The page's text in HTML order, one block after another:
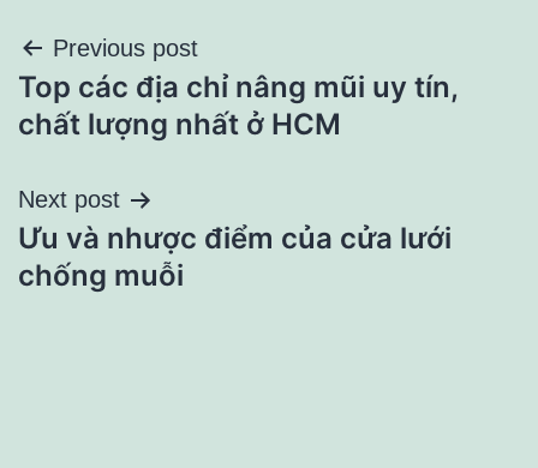
Điều
hướng
viết
Previous post
Top các địa chỉ nâng mũi uy tín,
chất lượng nhất ở HCM
Next post
Ưu và nhược điểm của cửa lưới
chống muỗi